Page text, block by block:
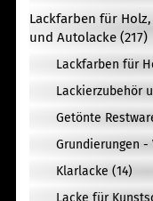
Lackfarben für
und Autolacke (217)
Lackfarben für
Lackierzubehör
Getönte
Grundierungen -
Klarlacke (14)
Lacke für